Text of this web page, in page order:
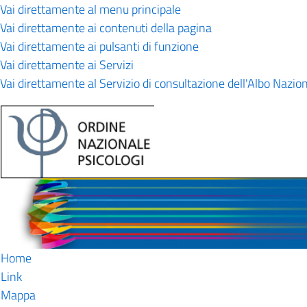
Vai direttamente al menu principale
Vai direttamente ai contenuti della pagina
Vai direttamente ai pulsanti di funzione
Vai direttamente ai Servizi
Vai direttamente al Servizio di consultazione dell'Albo
Home
Link
Mappa